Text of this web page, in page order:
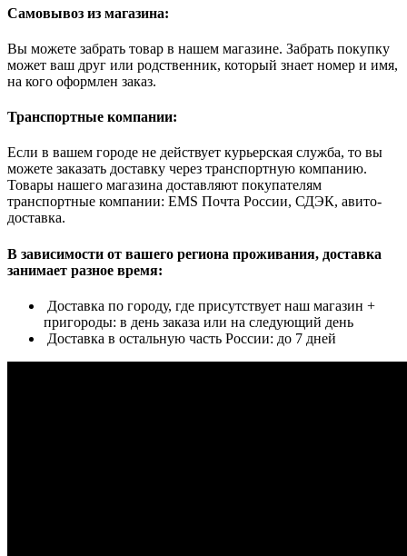
Самовывоз из магазина:
Вы можете забрать товар в нашем магазине. Забрать покупку
может ваш друг или родственник, который знает номер и имя,
на кого оформлен заказ.
Транспортные компании:
Если в вашем городе не действует курьерская служба, то вы
можете заказать доставку через транспортную компанию.
Товары нашего магазина доставляют покупателям
транспортные компании: EMS Почта России, СДЭК, авито-
доставка.
В зависимости от вашего региона проживания, доставка
занимает разное время:
Доставка по городу, где присутствует наш магазин +
пригороды: в день заказа или на следующий день
Доставка в остальную часть России: до 7 дней